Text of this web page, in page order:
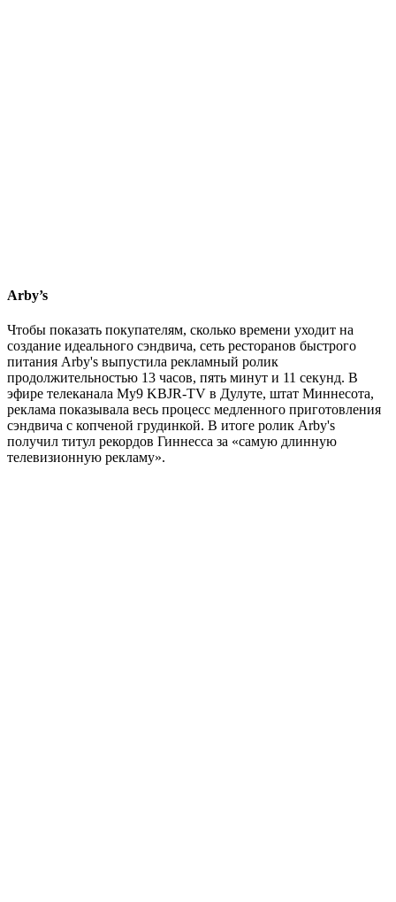
Arby’s
Чтобы показать покупателям, сколько времени уходит на
создание идеального сэндвича, сеть ресторанов быстрого
питания Arby's выпустила рекламный ролик
продолжительностью 13 часов, пять минут и 11 секунд. В
эфире телеканала My9 KBJR-TV в Дулуте, штат Миннесота,
реклама показывала весь процесс медленного приготовления
сэндвича с копченой грудинкой. В итоге ролик Arby's
получил титул рекордов Гиннесса за «самую длинную
телевизионную рекламу».